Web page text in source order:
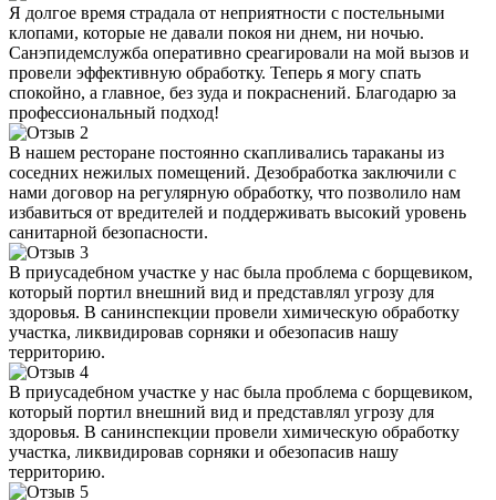
Я долгое время страдала от неприятности с постельными
клопами, которые не давали покоя ни днем, ни ночью.
Санэпидемслужба оперативно среагировали на мой вызов и
провели эффективную обработку. Теперь я могу спать
спокойно, а главное, без зуда и покраснений. Благодарю за
профессиональный подход!
В нашем ресторане постоянно скапливались тараканы из
соседних нежилых помещений. Дезобработка заключили с
нами договор на регулярную обработку, что позволило нам
избавиться от вредителей и поддерживать высокий уровень
санитарной безопасности.
В приусадебном участке у нас была проблема с борщевиком,
который портил внешний вид и представлял угрозу для
здоровья. В санинспекции провели химическую обработку
участка, ликвидировав сорняки и обезопасив нашу
территорию.
В приусадебном участке у нас была проблема с борщевиком,
который портил внешний вид и представлял угрозу для
здоровья. В санинспекции провели химическую обработку
участка, ликвидировав сорняки и обезопасив нашу
территорию.